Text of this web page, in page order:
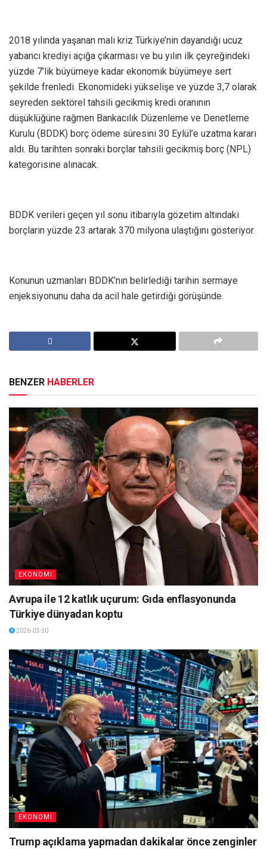
2018 yılında yaşanan mali kriz Türkiye’nin dayandığı ucuz
yabancı krediyi açığa çıkarması ve bu yılın ilk çeyreğindeki
yüzde 7’lik büyümeye kadar ekonomik büyümeye sert
şekilde frenledi. Ekonomideki yükselişe ve yüzde 3,7 olarak
seyreden sektörel tahsili gecikmiş kredi oranının
düşüklüğüne rağmen Bankacılık Düzenleme ve Denetleme
Kurulu (BDDK) borç ödeme süresini 30 Eylül’e uzatma kararı
aldı. Bu tarihten sonraki borçlar tahsili gecikmiş borç (NPL)
kategorisine alınacak.
BDDK verileri geçen yıl sonu itibarıyla gözetim altındaki
borçların yüzde 23 artarak 370 milyona ulaştığını gösteriyor.
Konunun uzmanları BDDK’nın belirlediği tarihin sermaye
enjeksiyonunu daha da acil hale getirdiği görüşünde.
BENZER HABERLER
EKONOMI
Avrupa ile 12 katlık uçurum: Gıda enflasyonunda
Türkiye dünyadan koptu
2026-03-30
EKONOMI
Trump açıklama yapmadan dakikalar önce zenginler